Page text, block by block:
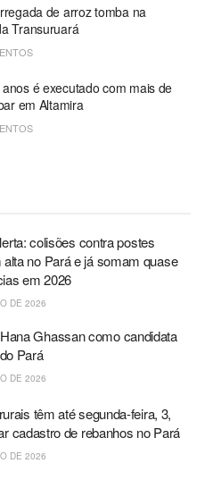
de arroz tomba na
Transuruará
é executado com mais de
em Altamira
colisões contra postes
no Pará e já somam quase
em 2026
DE 2026
Ghassan como candidata
Pará
DE 2026
têm até segunda-feira, 3,
cadastro de rebanhos no Pará
DE 2026